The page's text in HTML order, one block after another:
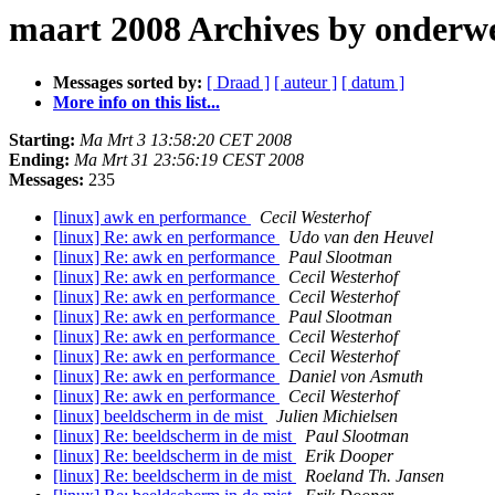
maart 2008 Archives by
Messages sorted by: [ Draad ] [ auteur ] [ datum ]
More info on this list...
Starting: Ma Mrt 3 13:58:20 CET 2008
Ending: Ma Mrt 31 23:56:19 CEST 2008
Messages: 235
[linux] awk en performance
Cecil Westerhof
[linux] Re: awk en performance
Udo van den Heuvel
[linux] Re: awk en performance
Paul Slootman
[linux] Re: awk en performance
Cecil Westerhof
[linux] Re: awk en performance
Cecil Westerhof
[linux] Re: awk en performance
Paul Slootman
[linux] Re: awk en performance
Cecil Westerhof
[linux] Re: awk en performance
Cecil Westerhof
[linux] Re: awk en performance
Daniel von Asmuth
[linux] Re: awk en performance
Cecil Westerhof
[linux] beeldscherm in de mist
Julien Michielsen
[linux] Re: beeldscherm in de mist
Paul Slootman
[linux] Re: beeldscherm in de mist
Erik Dooper
[linux] Re: beeldscherm in de mist
Roeland Th. Jansen